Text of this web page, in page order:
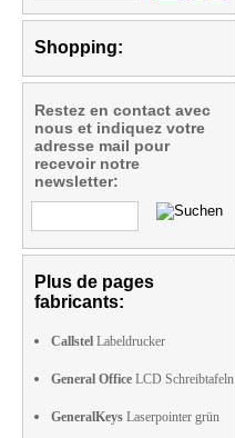
Shopping:
Restez en contact avec
nous et indiquez votre
adresse mail pour
recevoir notre
newsletter:
Plus de pages
fabricants:
Callstel Labeldrucker
General Office LCD Schreibtafeln
GeneralKeys Laserpointer grün